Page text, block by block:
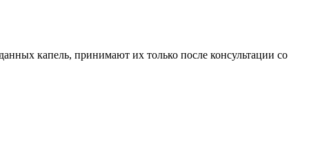
капель, принимают их только после консультации со